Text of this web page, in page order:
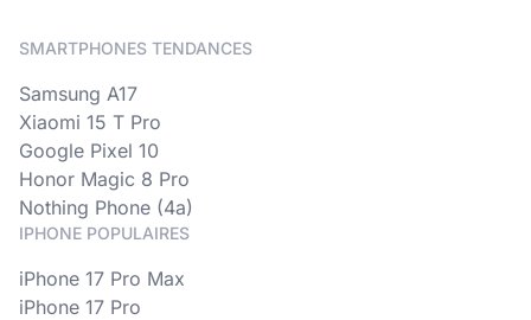
SMARTPHONES TENDANCES
Samsung A17
Xiaomi 15 T Pro
Google Pixel 10
Honor Magic 8 Pro
Nothing Phone (4a)
IPHONE POPULAIRES
iPhone 17 Pro Max
iPhone 17 Pro